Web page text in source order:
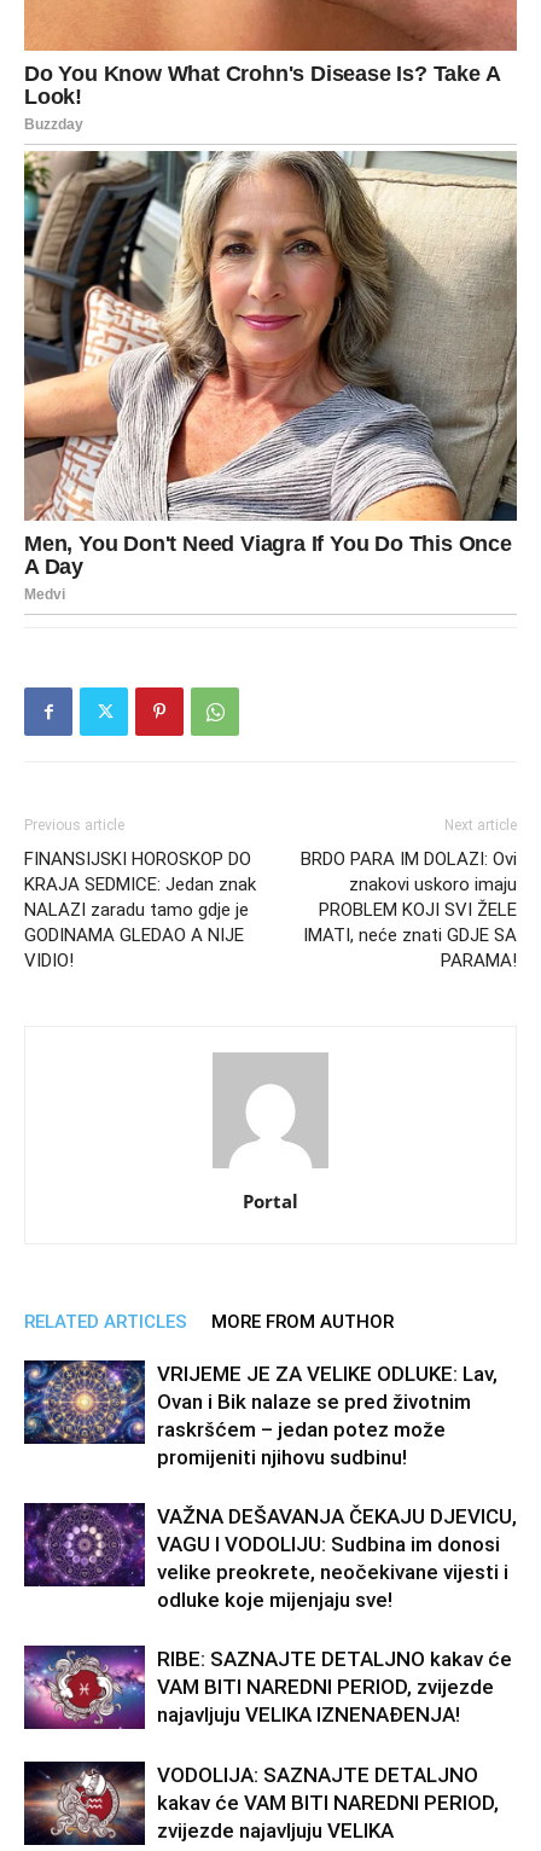
Previous article
FINANSIJSKI HOROSKOP DO
KRAJA SEDMICE: Jedan znak
NALAZI zaradu tamo gdje je
GODINAMA GLEDAO A NIJE
VIDIO!
Next article
BRDO PARA IM DOLAZI: Ovi
znakovi uskoro imaju
PROBLEM KOJI SVI ŽELE
IMATI, neće znati GDJE SA
PARAMA!
Portal
RELATED ARTICLES MORE FROM AUTHOR
VRIJEME JE ZA VELIKE ODLUKE: Lav,
Ovan i Bik nalaze se pred životnim
raskršćem – jedan potez može
promijeniti njihovu sudbinu!
VAŽNA DEŠAVANJA ČEKAJU DJEVICU,
VAGU I VODOLIJU: Sudbina im donosi
velike preokrete, neočekivane vijesti i
odluke koje mijenjaju sve!
RIBE: SAZNAJTE DETALJNO kakav će
VAM BITI NAREDNI PERIOD, zvijezde
najavljuju VELIKA IZNENAĐENJA!
VODOLIJA: SAZNAJTE DETALJNO
kakav će VAM BITI NAREDNI PERIOD,
zvijezde najavljuju VELIKA